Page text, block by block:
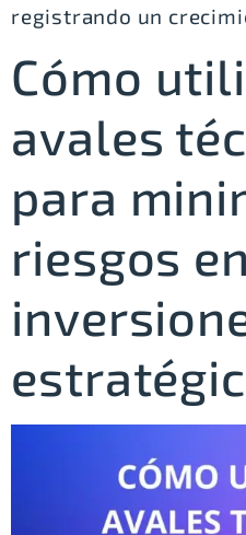
registrando un
Cómo
avales
para
riesgos en